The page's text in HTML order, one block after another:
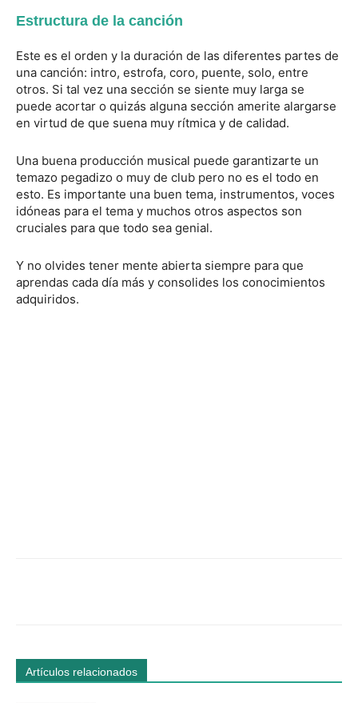
Estructura de la canción
Este es el orden y la duración de las diferentes partes de
una canción: intro, estrofa, coro, puente, solo, entre
otros. Si tal vez una sección se siente muy larga se
puede acortar o quizás alguna sección amerite alargarse
en virtud de que suena muy rítmica y de calidad.
Una buena producción musical puede garantizarte un
temazo pegadizo o muy de club pero no es el todo en
esto. Es importante una buen tema, instrumentos, voces
idóneas para el tema y muchos otros aspectos son
cruciales para que todo sea genial.
Y no olvides tener mente abierta siempre para que
aprendas cada día más y consolides los conocimientos
adquiridos.
Artículos relacionados